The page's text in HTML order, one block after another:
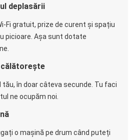
deplasării
Fi gratuit, prize de curent și spațiu
picioare. Așa sunt dotate
călătorește
tău, în doar câteva secunde. Tu faci
ne ocupăm noi.
o mașină pe drum când puteți